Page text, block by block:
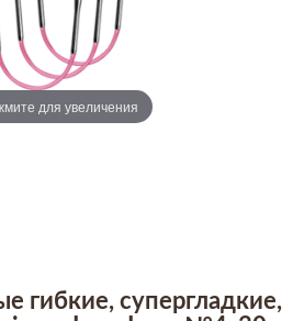
для увеличения
гибкие, супергладкие,